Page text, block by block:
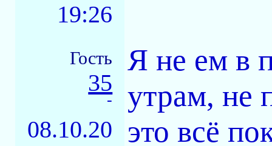
19:26
Гость
35
-
08.10.20
Я не ем в
утрам, не
это всё